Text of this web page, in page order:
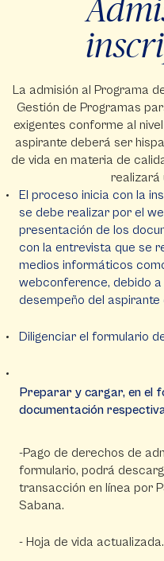
La admisión al Programa
Gestión de Programas
exigentes conforme al
aspirante deberá ser
de vida en materia de
realizará
El proceso inicia con la
se debe realizar por el
presentación de los
con la entrevista que se
medios informáticos
webconference, debido
desempeño del aspirante
Diligenciar el formulario
Preparar y cargar, en el
documentación
-Pago de derechos de
formulario, podrá
transacción en línea por
Sabana.
- Hoja de vida actualizada.